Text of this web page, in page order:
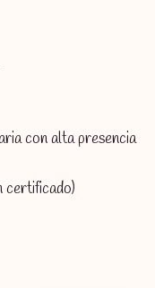
con alta presencia
certificado)